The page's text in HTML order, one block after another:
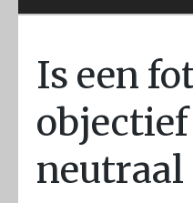
Is een
neutraal